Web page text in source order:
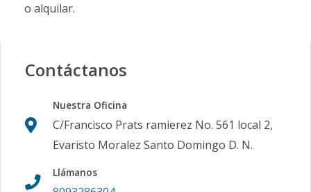
o alquilar.
Contáctanos
Nuestra Oficina
C/Francisco Prats ramierez No. 561 local 2,
Evaristo Moralez Santo Domingo D. N.
Llámanos